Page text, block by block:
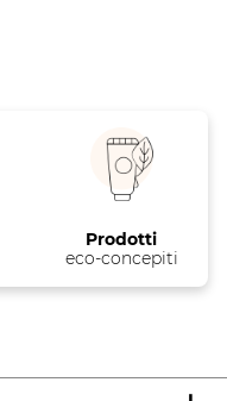
Prodotti
eco-concepiti